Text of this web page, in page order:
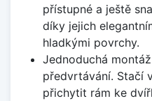
přístupné a ještě
díky jejich
hladkými povrchy.
Jednoduchá
předvrtávání. Stačí
přichytit rám ke